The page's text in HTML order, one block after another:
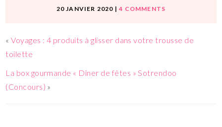
20 JANVIER 2020 |4 COMMENTS
«Voyages : 4 produits à glisser dans votre trousse de
toilette
La box gourmande « Dîner de fêtes » Sotrendoo
(Concours) »